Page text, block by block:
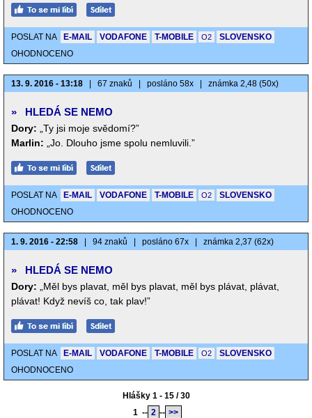
POSLAT NA E-MAIL VODAFONE T-MOBILE O2
SLOVENSKO
OHODNOCENO
13. 9. 2016 - 13:18 67 znaků posláno 58x známka 2,48 (50x)
» HLEDÁ SE NEMO
Dory:
„Ty jsi moje svědomí?”
Marlin:
„Jo. Dlouho jsme spolu nemluvili.”
POSLAT NA E-MAIL VODAFONE T-MOBILE O2
SLOVENSKO
OHODNOCENO
1. 9. 2016 - 22:58 94 znaků posláno 67x známka 2,37 (62x)
» HLEDÁ SE NEMO
Dory:
„Měl bys plavat, měl bys plavat, měl bys plávat, plávat,
plávat! Když nevíš co, tak plav!”
POSLAT NA E-MAIL VODAFONE T-MOBILE O2
SLOVENSKO
OHODNOCENO
Hlášky 1 - 15 / 30
1 -- 2 -- >>